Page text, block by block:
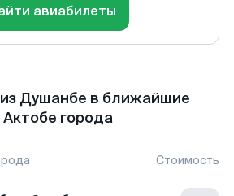
авиабилеты
Душанбе в ближайшие
Актобе города
Стоимость